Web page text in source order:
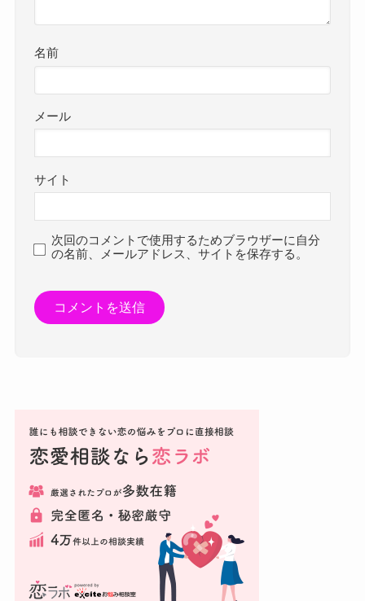
名前
メール
サイト
次回のコメントで使用するためブラウザーに自分
の名前、メールアドレス、サイトを保存する。